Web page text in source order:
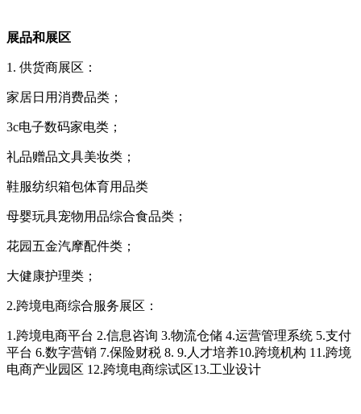
展品和展区
1. 供货商展区：
家居日用消费品类；
3c电子数码家电类；
礼品赠品文具美妆类；
鞋服纺织箱包体育用品类
母婴玩具宠物用品综合食品类；
花园五金汽摩配件类；
大健康护理类；
2.跨境电商综合服务展区：
1.跨境电商平台 2.信息咨询 3.物流仓储 4.运营管理系统 5.支付
平台 6.数字营销 7.保险财税 8. 9.人才培养10.跨境机构 11.跨境
电商产业园区 12.跨境电商综试区13.工业设计